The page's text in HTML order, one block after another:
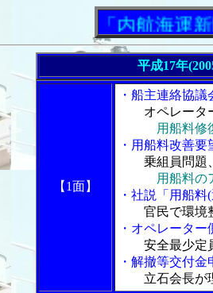
「内航海運新聞」
平成17年
【1面】
・船主連絡協
オペレータ
用船料修
・用船料改善
乗組員問題
用船料の
・社説「用船
官民で環境
・オペレータ
安全最少定
・解撤等交付
立石会長が